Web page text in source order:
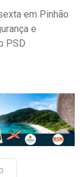
em Pinhão
e
PSD